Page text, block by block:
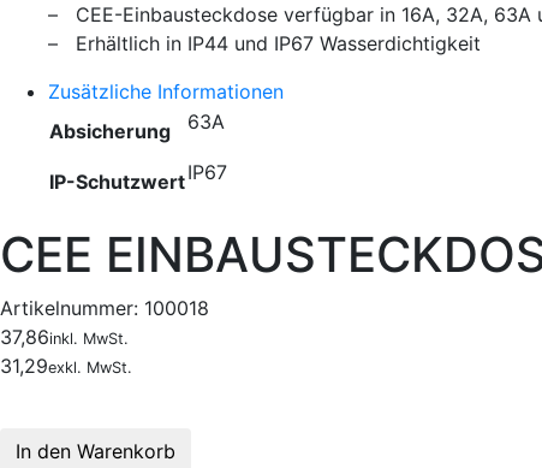
– CEE-Einbausteckdose verfügbar in 16A, 32A, 63A
– Erhältlich in IP44 und IP67 Wasserdichtigkeit
Zusätzliche Informationen
Absicherung
63A
IP-SchutzwertIP67
CEE
Artikelnummer: 100018
37,86inkl. MwSt.
31,29exkl. MwSt.
In den Warenkorb